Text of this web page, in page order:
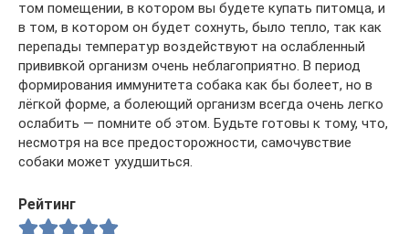
том помещении, в котором вы будете купать питомца, и
в том, в котором он будет сохнуть, было тепло, так как
перепады температур воздействуют на ослабленный
прививкой организм очень неблагоприятно. В период
формирования иммунитета собака как бы болеет, но в
лёгкой форме, а болеющий организм всегда очень легко
ослабить — помните об этом. Будьте готовы к тому, что,
несмотря на все предосторожности, самочувствие
собаки может ухудшиться.
Рейтинг